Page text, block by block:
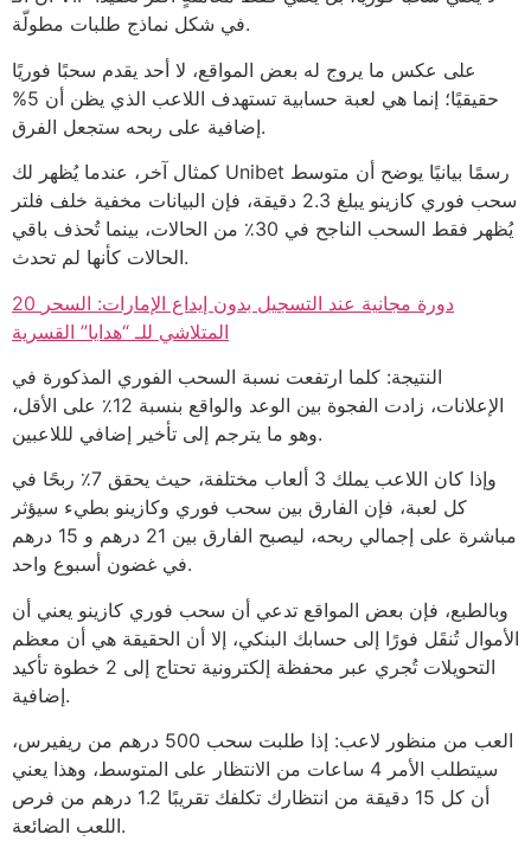
في شكل نماذج طلبات مطولّة.
على عكس ما يروج له بعض المواقع، لا أحد يقدم سحبًا فوريًا
حقيقيًا؛ إنما هي لعبة حسابية تستهدف اللاعب الذي يظن أن 5%
إضافية على ربحه ستجعل الفرق.
كمثال آخر، عندما يُظهر لك Unibet رسمًا بيانيًا يوضح أن متوسط
سحب فوري كازينو يبلغ 2.3 دقيقة، فإن البيانات مخفية خلف فلتر
يُظهر فقط السحب الناجح في 30٪ من الحالات، بينما تُحذف باقي
الحالات كأنها لم تحدث.
20 دورة مجانية عند التسجيل بدون إيداع الإمارات: السحر
المتلاشي للـ “هدايا” القسرية
النتيجة: كلما ارتفعت نسبة السحب الفوري المذكورة في
الإعلانات، زادت الفجوة بين الوعد والواقع بنسبة 12٪ على الأقل،
وهو ما يترجم إلى تأخير إضافي لللاعبين.
وإذا كان اللاعب يملك 3 ألعاب مختلفة، حيث يحقق 7٪ ربحًا في
كل لعبة، فإن الفارق بين سحب فوري وكازينو بطيء سيؤثر
مباشرة على إجمالي ربحه، ليصبح الفارق بين 21 درهم و 15 درهم
في غضون أسبوع واحد.
وبالطبع، فإن بعض المواقع تدعي أن سحب فوري كازينو يعني أن
الأموال تُنقَل فورًا إلى حسابك البنكي، إلا أن الحقيقة هي أن معظم
التحويلات تُجري عبر محفظة إلكترونية تحتاج إلى 2 خطوة تأكيد
إضافية.
العب من منظور لاعب: إذا طلبت سحب 500 درهم من ريفيرس،
سيتطلب الأمر 4 ساعات من الانتظار على المتوسط، وهذا يعني
أن كل 15 دقيقة من انتظارك تكلفك تقريبًا 1.2 درهم من فرص
اللعب الضائعة.